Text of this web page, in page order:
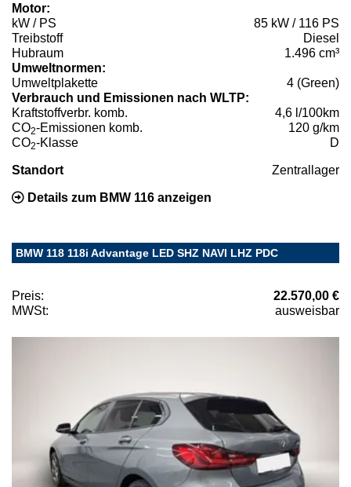
Motor:
kW / PS
85 kW / 116 PS
Treibstoff
Diesel
Hubraum
1.496 cm³
Umweltnormen:
Umweltplakette
4 (Green)
Verbrauch und Emissionen nach WLTP:
Kraftstoffverbr. komb.
4,6 l/100km
CO2-Emissionen komb.
120 g/km
CO2-Klasse D
Standort Zentrallager
Details zum BMW 116 anzeigen
BMW 118 118i Advantage LED SHZ NAVI LHZ PDC
Preis:
22.570,00 €
MWSt:
ausweisbar